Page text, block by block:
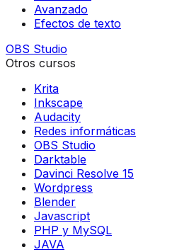
Avanzado
Efectos de texto
OBS Studio
Otros cursos
Krita
Inkscape
Audacity
Redes informáticas
OBS Studio
Darktable
Davinci Resolve 15
Wordpress
Blender
Javascript
PHP y MySQL
JAVA